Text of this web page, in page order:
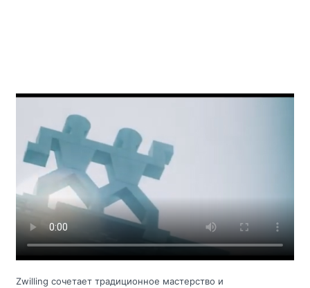
Zwilling сочетает традиционное мастерство и